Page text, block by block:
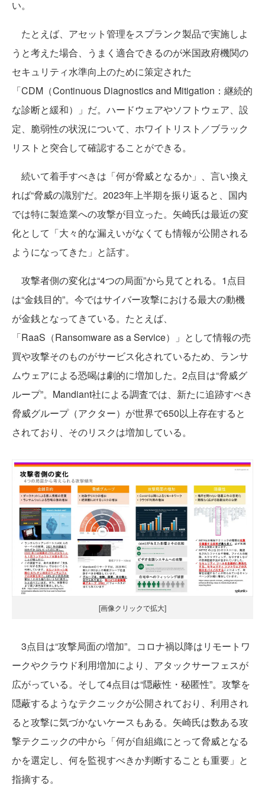
い。
たとえば、アセット管理をスプランク製品で実施しよ
うと考えた場合、うまく適合できるのが米国政府機関の
セキュリティ水準向上のために策定された
「CDM（Continuous Diagnostics and Mitigation：継続的
な診断と緩和）」だ。ハードウェアやソフトウェア、設
定、脆弱性の状況について、ホワイトリスト／ブラック
リストと突合して確認することができる。
続いて着手すべきは「何が脅威となるか」、言い換え
れば“脅威の識別”だ。2023年上半期を振り返ると、国内
では特に製造業への攻撃が目立った。矢崎氏は最近の変
化として「大々的な漏えいがなくても情報が公開される
ようになってきた」と話す。
攻撃者側の変化は“4つの局面”から見てとれる。1点目
は“金銭目的”。今ではサイバー攻撃における最大の動機
が金銭となってきている。たとえば、
「RaaS（Ransomware as a Service）」として情報の売
買や攻撃そのものがサービス化されているため、ランサ
ムウェアによる恐喝は劇的に増加した。2点目は“脅威グ
ループ”。Mandiant社による調査では、新たに追跡すべき
脅威グループ（アクター）が世界で650以上存在すると
されており、そのリスクは増加している。
[画像クリックで拡大]
3点目は“攻撃局面の増加”。コロナ禍以降はリモートワ
ークやクラウド利用増加により、アタックサーフェスが
広がっている。そして4点目は“隠蔽性・秘匿性”。攻撃を
隠蔽するようなテクニックが公開されており、利用され
ると攻撃に気づかないケースもある。矢崎氏は数ある攻
撃テクニックの中から「何が自組織にとって脅威となる
かを選定し、何を監視すべきか判断することも重要」と
指摘する。